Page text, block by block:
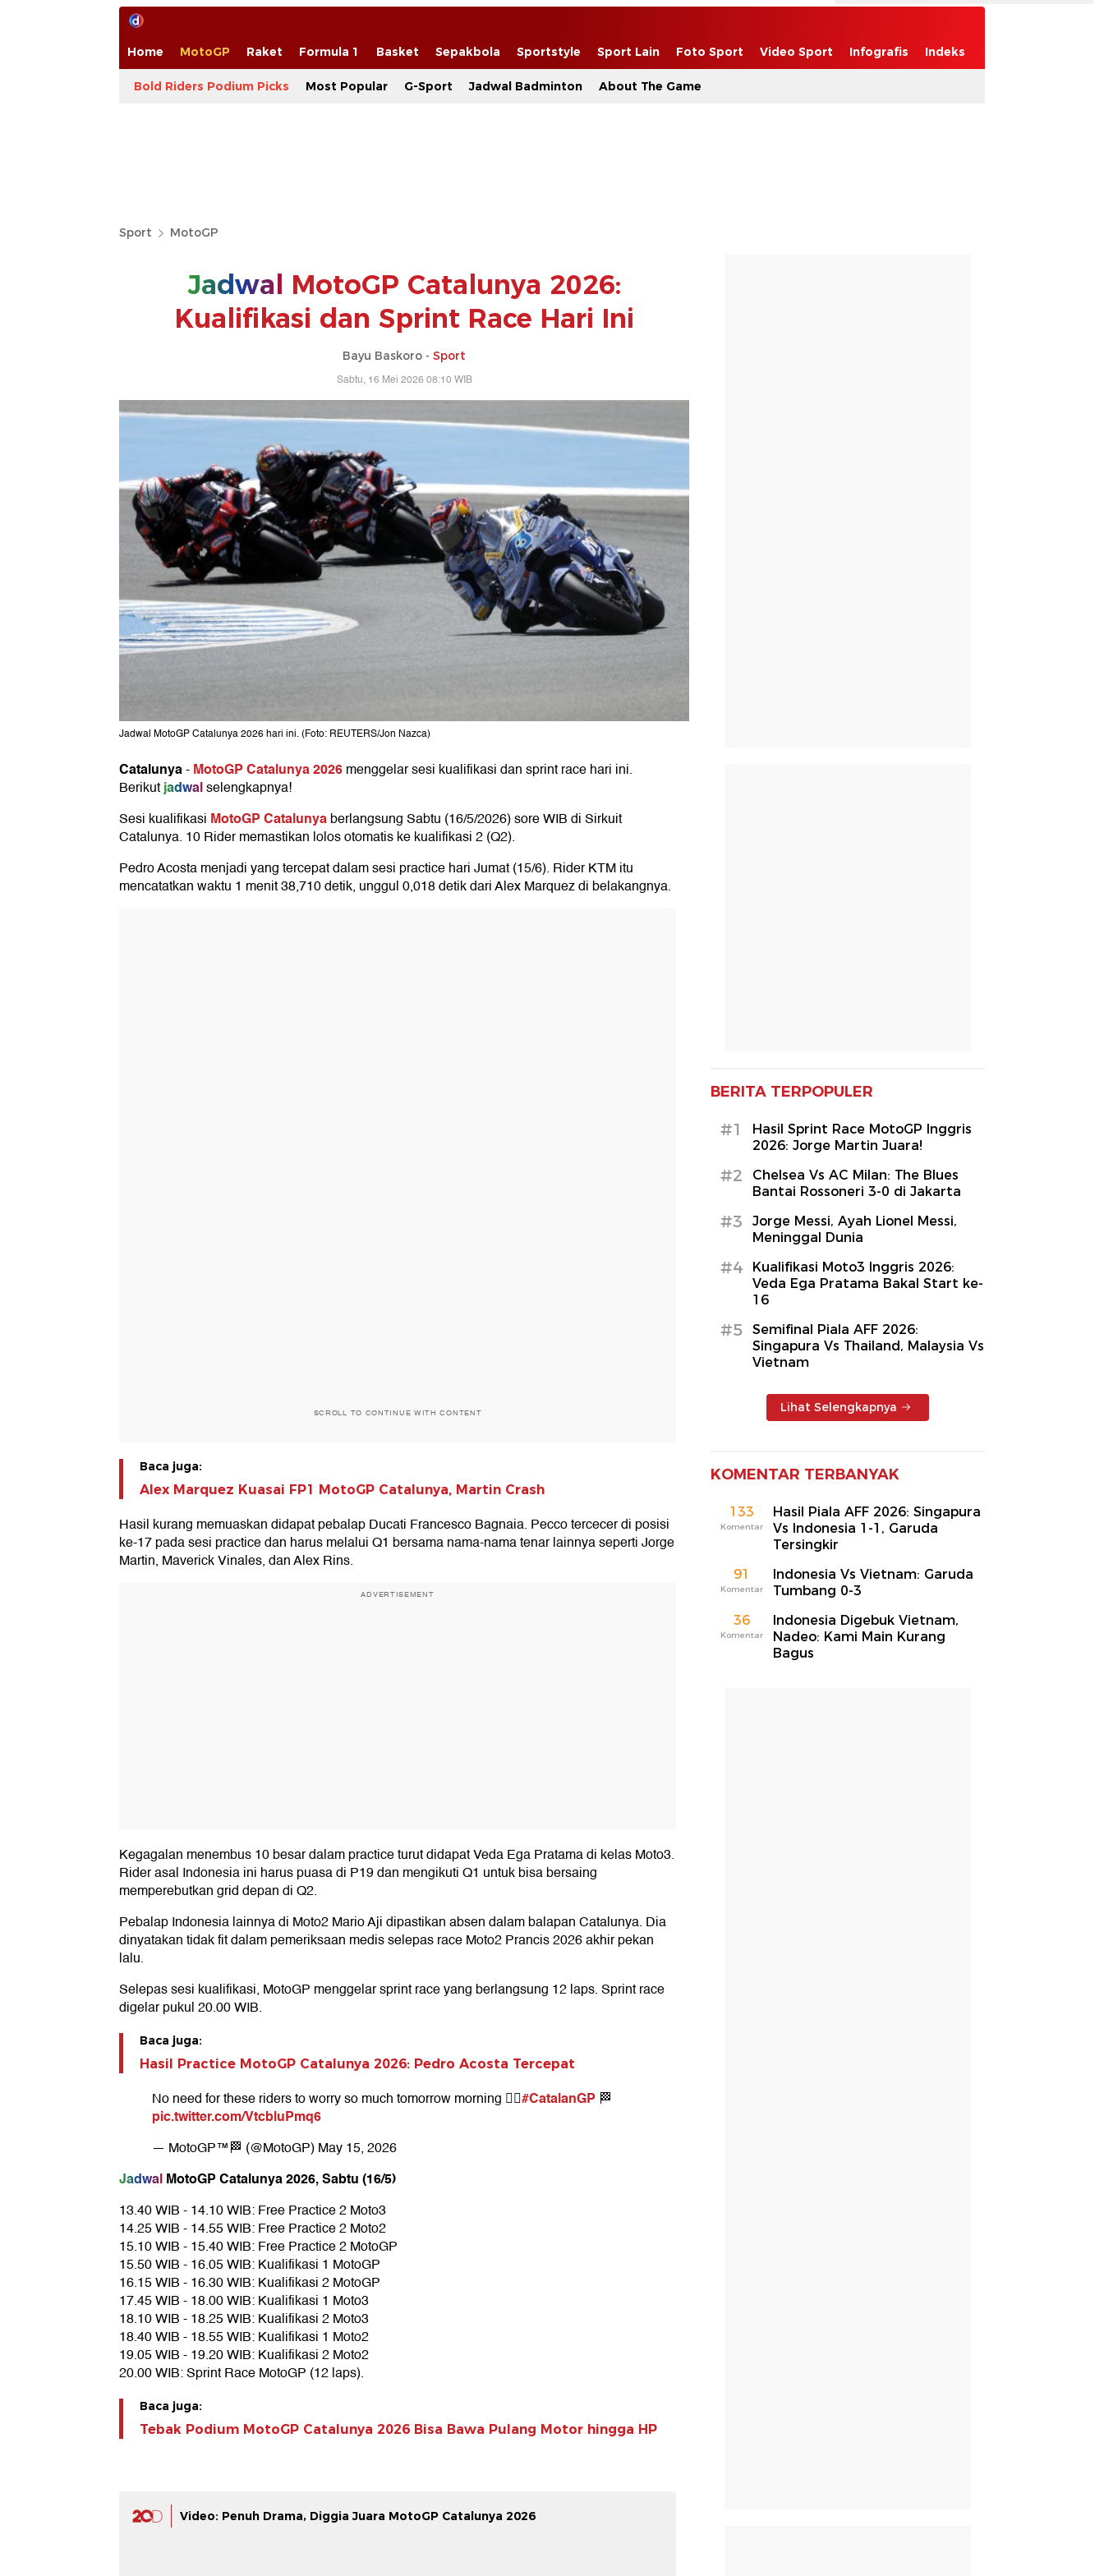
Home MotoGP Raket Formula 1 Basket Sepakbola Sportstyle Sport Lain Foto Sport Video Sport Infografis Indeks
Bold Riders Podium Picks Most Popular G-Sport Jadwal Badminton About The Game
Sport MotoGP
Jadwal MotoGP Catalunya 2026:
Kualifikasi dan Sprint Race Hari Ini
Bayu Baskoro - Sport
Sabtu, 16 Mei 2026 08:10 WIB
Jadwal MotoGP Catalunya 2026 hari ini. (Foto: REUTERS/Jon Nazca)
Catalunya-MotoGP Catalunya 2026menggelar sesi kualifikasi dan sprint race hari ini.
Berikutjadwalselengkapnya!
Sesi kualifikasi MotoGP Catalunyaberlangsung Sabtu (16/5/2026) sore WIB di Sirkuit
Catalunya. 10 Rider memastikan lolos otomatis ke kualifikasi 2 (Q2).
Pedro Acosta menjadi yang tercepat dalam sesi practice hari Jumat (15/6). Rider KTM itu
mencatatkan waktu 1 menit 38,710 detik, unggul 0,018 detik dari Alex Marquez di belakangnya.
SCROLL TO CONTINUE WITH CONTENT
Baca juga:
Alex Marquez Kuasai FP1 MotoGP Catalunya, Martin Crash
Hasil kurang memuaskan didapat pebalap Ducati Francesco Bagnaia. Pecco tercecer di posisi
ke-17 pada sesi practice dan harus melalui Q1 bersama nama-nama tenar lainnya seperti Jorge
Martin, Maverick Vinales, dan Alex Rins.
ADVERTISEMENT
Kegagalan menembus 10 besar dalam practice turut didapat Veda Ega Pratama di kelas Moto3.
Rider asal Indonesia ini harus puasa di P19 dan mengikuti Q1 untuk bisa bersaing
memperebutkan grid depan di Q2.
Pebalap Indonesia lainnya di Moto2 Mario Aji dipastikan absen dalam balapan Catalunya. Dia
dinyatakan tidak fit dalam pemeriksaan medis selepas race Moto2 Prancis 2026 akhir pekan
lalu.
Selepas sesi kualifikasi, MotoGP menggelar sprint race yang berlangsung 12 laps. Sprint race
digelar pukul 20.00 WIB.
Baca juga:
Hasil Practice MotoGP Catalunya 2026: Pedro Acosta Tercepat
No need for these riders to worry so much tomorrow morning 😮‍💨#CatalanGP 🏁
pic.twitter.com/VtcbluPmq6
— MotoGP™🏁 (@MotoGP)May 15, 2026
JadwalMotoGP Catalunya 2026, Sabtu (16/5)
13.40 WIB - 14.10 WIB: Free Practice 2 Moto3
14.25 WIB - 14.55 WIB: Free Practice 2 Moto2
15.10 WIB - 15.40 WIB: Free Practice 2 MotoGP
15.50 WIB - 16.05 WIB: Kualifikasi 1 MotoGP
16.15 WIB - 16.30 WIB: Kualifikasi 2 MotoGP
17.45 WIB - 18.00 WIB: Kualifikasi 1 Moto3
18.10 WIB - 18.25 WIB: Kualifikasi 2 Moto3
18.40 WIB - 18.55 WIB: Kualifikasi 1 Moto2
19.05 WIB - 19.20 WIB: Kualifikasi 2 Moto2
20.00 WIB: Sprint Race MotoGP (12 laps).
Baca juga:
Tebak Podium MotoGP Catalunya 2026 Bisa Bawa Pulang Motor hingga HP
Video: Penuh Drama, Diggia Juara MotoGP Catalunya 2026
BERITA TERPOPULER
#1
Hasil Sprint Race MotoGP Inggris
2026: Jorge Martin Juara!
#2
Chelsea Vs AC Milan: The Blues
Bantai Rossoneri 3-0 di Jakarta
#3
Jorge Messi, Ayah Lionel Messi,
Meninggal Dunia
#4
Kualifikasi Moto3 Inggris 2026:
Veda Ega Pratama Bakal Start ke-
16
#5
Semifinal Piala AFF 2026:
Singapura Vs Thailand, Malaysia Vs
Vietnam
Lihat Selengkapnya
KOMENTAR TERBANYAK
133
Komentar
Hasil Piala AFF 2026: Singapura
Vs Indonesia 1-1, Garuda
Tersingkir
91
Komentar
Indonesia Vs Vietnam: Garuda
Tumbang 0-3
36
Komentar
Indonesia Digebuk Vietnam,
Nadeo: Kami Main Kurang
Bagus